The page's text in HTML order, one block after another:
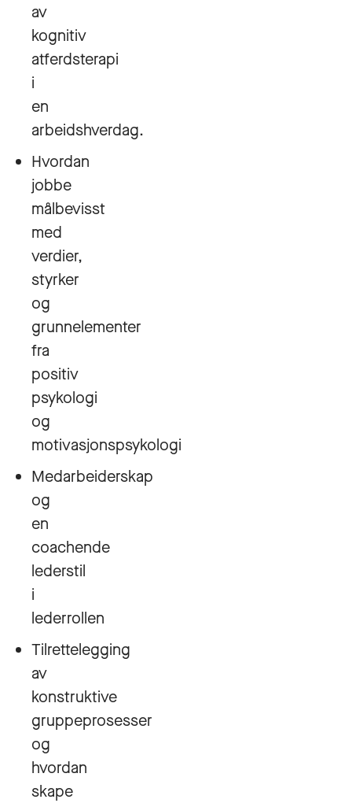
av
kognitiv
atferdsterapi
i
en
arbeidshverdag.
Hvordan
jobbe
målbevisst
med
verdier,
styrker
og
grunnelementer
fra
positiv
psykologi
og
motivasjonspsykologi
Medarbeiderskap
og
en
coachende
lederstil
i
lederrollen
Tilrettelegging
av
konstruktive
gruppeprosesser
og
hvordan
skape